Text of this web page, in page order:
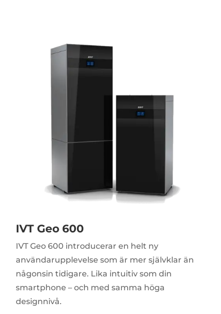
IVT Geo 600
IVT Geo 600 introducerar en helt ny
användarupplevelse som är mer självklar än
någonsin tidigare. Lika intuitiv som din
smartphone – och med samma höga
designnivå.